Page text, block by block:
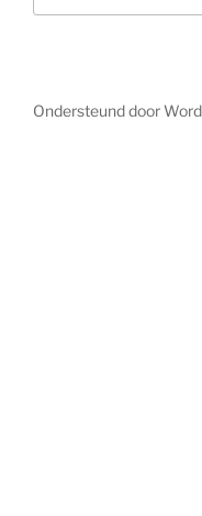
Ondersteund door